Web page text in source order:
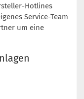
Hotlines
Service-Team
um eine